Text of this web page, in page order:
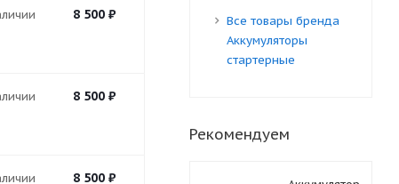
8 500₽
8 500₽
8 500₽
Все товары бренда
Аккумуляторы
стартерные
Рекомендуем